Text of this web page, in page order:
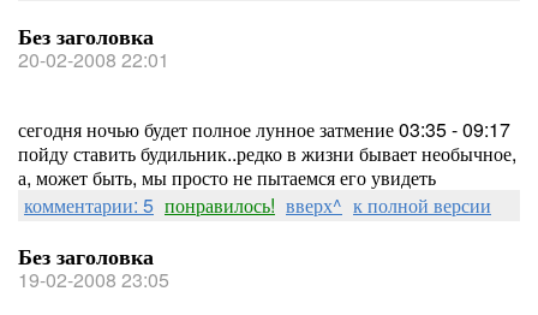
Без заголовка
20-02-2008 22:01
сегодня ночью будет полное лунное затмение 03:35 - 09:17
пойду ставить будильник..редко в жизни бывает необычное,
а, может быть, мы просто не пытаемся его увидеть
комментарии: 5 понравилось! вверх^ к полной версии
Без заголовка
19-02-2008 23:05